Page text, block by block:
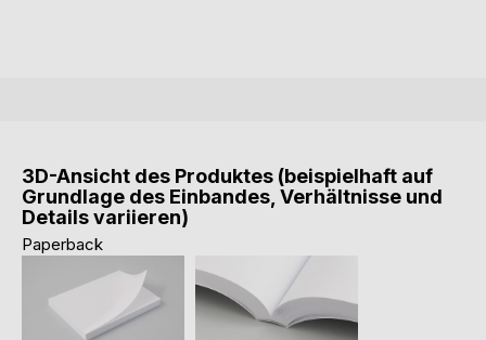
3D-Ansicht des Produktes (beispielhaft auf
Grundlage des Einbandes, Verhältnisse und
Details variieren)
Paperback